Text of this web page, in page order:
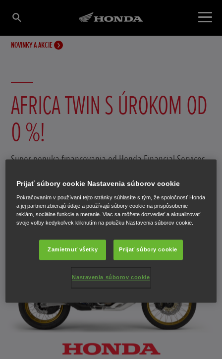
NOVINKY A AKCIE
AFRICA TWIN S ÚROKOM OD
0 %!
Super ponuka financovania od Honda Financial Services
14. októbra 2020
Prijať súbory cookie Nastavenia súborov cookie
Pokračovaním v používaní tejto stránky súhlasíte s tým, že spoločnosť Honda
a jej partneri zbierajú údaje a používajú súbory cookie na prispôsobenie
reklám, sociálne funkcie a meranie. Viac sa môžete dozvedieť a aktualizovať
svoje voľby kedykoľvek kliknutím na položku Nastavenia súborov cookie.
Zamietnuť všetky Prijať súbory cookie
Nastavenia súborov cookie